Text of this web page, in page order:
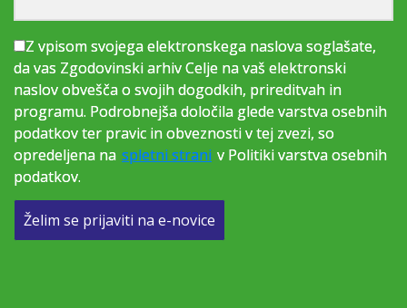
Z vpisom svojega elektronskega naslova soglašate,
da vas Zgodovinski arhiv Celje na vaš elektronski
naslov obvešča o svojih dogodkih, prireditvah in
programu. Podrobnejša določila glede varstva osebnih
podatkov ter pravic in obveznosti v tej zvezi, so
opredeljena na spletni strani v Politiki varstva osebnih
podatkov.
Želim se prijaviti na e-novice